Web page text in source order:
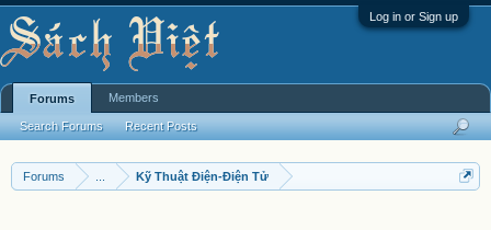
Log in or Sign up
Forums Kỹ Thuật Điện-Điện Tử
Forums
Search Forums Recent Posts
Members